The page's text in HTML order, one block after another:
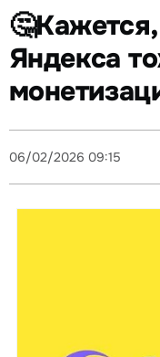
Яндекса
06/02/2026 09:15